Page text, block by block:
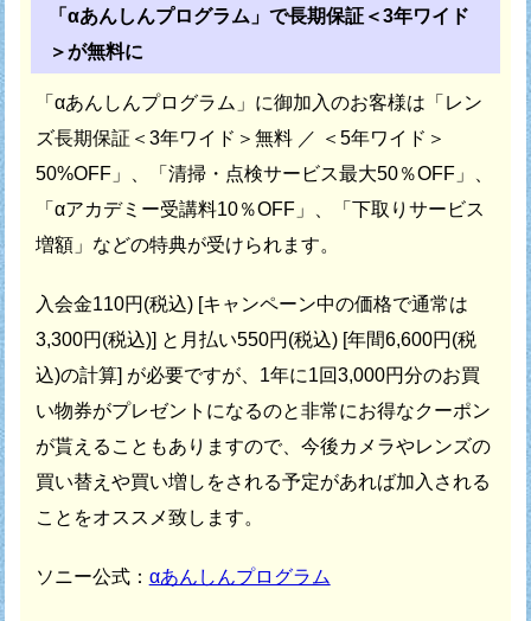
「αあんしんプログラム」で長期保証＜3年ワイド
＞が無料に
「αあんしんプログラム」に御加入のお客様は 「レン
ズ長期保証＜3年ワイド＞無料 ／ ＜5年ワイド＞
50%OFF」、
「清掃・点検サービス最大50％OFF」、
「αアカデミー受講料10％OFF」、
「下取りサービス
増額」などの特典が受けられます。
入会金110円(税込) [キャンペーン中の価格で通常は
3,300円(税込)] と 月払い550円(税込) [年間6,600円(税
込)の計算] が必要ですが、 1年に1回3,000円分のお買
い物券がプレゼントになるのと非常にお得なクーポン
が貰えることもありますので、 今後カメラやレンズの
買い替えや買い増しをされる予定があれば加入される
ことをオススメ致します。
ソニー公式： αあんしんプログラム